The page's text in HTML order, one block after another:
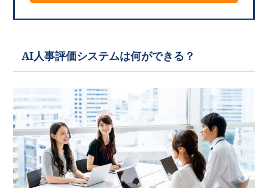
AI人事評価システムは何ができる？